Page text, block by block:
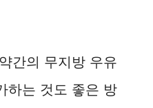
간의 무지방 우유
하는 것도 좋은 방